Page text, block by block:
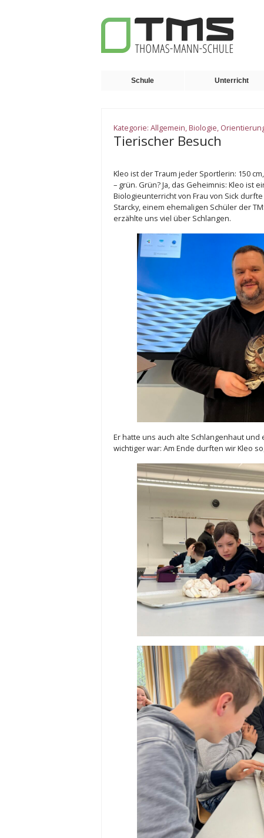
Schule Unterricht
Kategorie: Allgemein,Biologie,
Tierischer Besuch
Kleo ist der Traum jeder Sportlerin: 150
– grün. Grün? Ja, das Geheimnis: Kleo ist
Biologieunterricht von Frau von Sick
Starcky, einem ehemaligen Schüler der
erzählte uns viel über Schlangen.
Er hatte uns auch alte Schlangenhaut
wichtiger war: Am Ende durften wir Kleo